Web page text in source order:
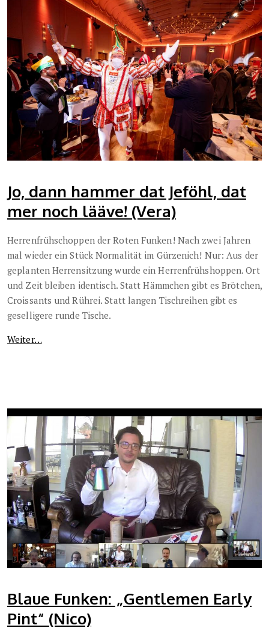
Jo, dann hammer dat Jeföhl, dat
mer noch lääve! (Vera)
Herrenfrühschoppen der Roten Funken! Nach zwei Jahren
mal wieder ein Stück Normalität im Gürzenich! Nur: Aus der
geplanten Herrensitzung wurde ein Herrenfrühshoppen. Ort
und Zeit bleiben identisch. Statt Hämmchen gibt es Brötchen,
Croissants und Rührei. Statt langen Tischreihen gibt es
geselligere runde Tische.
Weiter…
Blaue Funken: „Gentlemen Early
Pint“ (Nico)